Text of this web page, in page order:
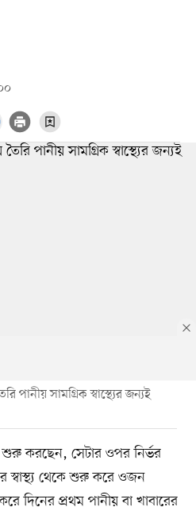
পানীয় সামগ্রিক স্বাস্থ্যের জন্যই
করছেন, সেটার ওপর নির্ভর
স্বাস্থ্য থেকে শুরু করে ওজন
দিনের প্রথম পানীয় বা খাবারের